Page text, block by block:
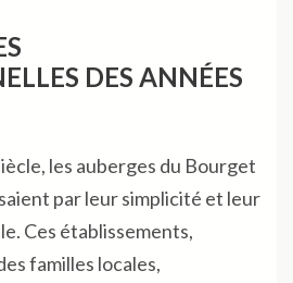
DES ANNÉES
les auberges du Bourget
par leur simplicité et leur
Ces établissements,
familles locales,